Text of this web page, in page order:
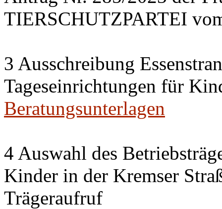
TIERSCHUTZPARTEI
3 Ausschreibung
Tageseinrichtungen für
Beratungsunterlagen
4 Auswahl des
Kinder in der Kremser
Trägeraufruf